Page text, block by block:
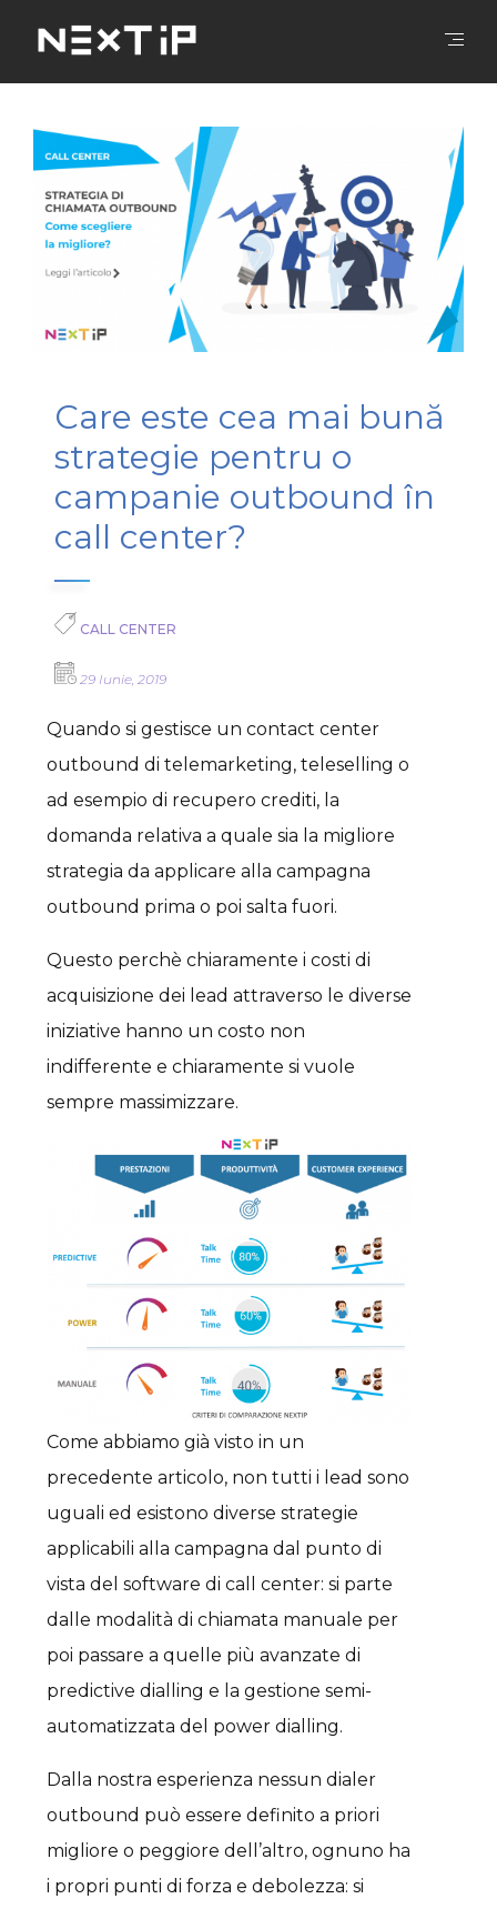
Care este cea mai bună
strategie pentru o
campanie outbound în
call center?
CALL CENTER
29 Iunie, 2019
Quando si gestisce un contact center
outbound di telemarketing, teleselling o
ad esempio di recupero crediti, la
domanda relativa a quale sia la migliore
strategia da applicare alla campagna
outbound prima o poi salta fuori.
Questo perchè chiaramente i costi di
acquisizione dei lead attraverso le diverse
iniziative hanno un costo non
indifferente e chiaramente si vuole
sempre massimizzare.
Come abbiamo già visto in un
precedente articolo, non tutti i lead sono
uguali ed esistono diverse strategie
applicabili alla campagna dal punto di
vista del software di call center: si parte
dalle modalità di chiamata manuale per
poi passare a quelle più avanzate di
predictive dialling e la gestione semi-
automatizzata del power dialling.
Dalla nostra esperienza nessun dialer
outbound può essere definito a priori
migliore o peggiore dell’altro, ognuno ha
i propri punti di forza e debolezza: si